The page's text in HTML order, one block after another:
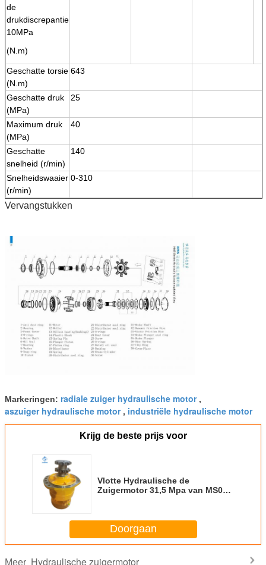
de
drukdiscrepantie
10MPa
(N.m)
Geschatte torsie
(N.m)
643
Geschatte druk
(MPa)
25
Maximum druk
(MPa)
40
Geschatte
snelheid (r/min)
140
Snelheidswaaier
(r/min)
0-310
Vervangstukken
Markeringen: radiale zuiger hydraulische motor,
aszuiger hydraulische motor, industriële hydraulische motor
Krijg de beste prijs voor
Vlotte Hydraulische de
Zuigermotor 31,5 Mpa van MS02
Doorgaan
Meer Hydraulische zuigermotor